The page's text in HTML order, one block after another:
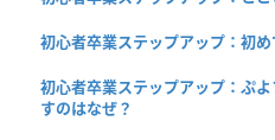
初心者卒業ステップアップ：初
初心者卒業ステップアップ：ぷ
すのはなぜ？